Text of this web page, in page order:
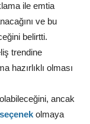
ile emtia
ve bu
belirtti.
trendine
hazırlıklı olması
ancak
seçenek olmaya